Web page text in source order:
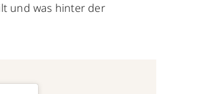
und was hinter der